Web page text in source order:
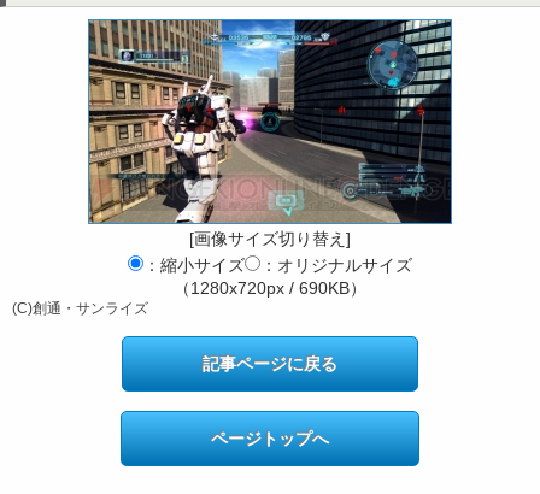
[画像サイズ切り替え]
：縮小サイズ
：オリジナルサイズ
（1280x720px / 690KB）
(C)創通・サンライズ
記事ページに戻る
ページトップへ